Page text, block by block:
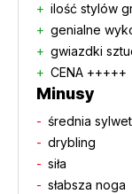
ilość stylów
genialne
gwiazdki
CENA +++++
Minusy
średnia
drybling
siła
słabsza noga